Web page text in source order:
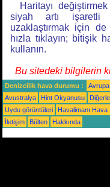
Haritayı
siyah artı
uzaklaştırmak için
hızla tıklayın; bitişik
kullanın.
Bu sitedeki bilgilerin
Denizcilik hava durumu : Avrupa
Avustralya
Hint Okyanusu
Uydu görüntüleri
Havalimanı Hava
İletişim
Bülten Hakkında